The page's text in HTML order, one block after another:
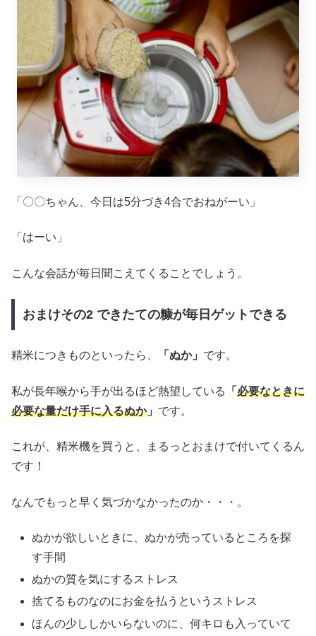
「〇〇ちゃん、今日は5分づき4合でおねがーい」
「はーい」
こんな会話が毎日聞こえてくることでしょう。
おまけその2 できたての糠が毎日ゲットできる
精米につきものといったら、 「ぬか」 です。
私が長年喉から手が出るほど熱望している 「 必要なときに
必要な量だけ手に入るぬか」 です。
これが、精米機を買うと、まるっとおまけで付いてくるん
です！
なんでもっと早く気づかなかったのか・・・。
ぬかが欲しいときに、ぬかが売っているところを探
す手間
ぬかの質を気にするストレス
捨てるものなのにお金を払うというストレス
ほんの少ししかいらないのに、何キロも入っていて